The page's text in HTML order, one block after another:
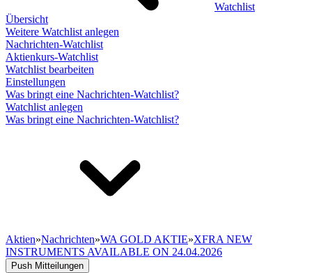
Watchlist
Übersicht
Weitere Watchlist anlegen
Nachrichten-Watchlist
Aktienkurs-Watchlist
Watchlist bearbeiten
Einstellungen
Was bringt eine Nachrichten-Watchlist?
Watchlist anlegen
Was bringt eine Nachrichten-Watchlist?
Aktien»Nachrichten»WA GOLD AKTIE»XFRA NEW
INSTRUMENTS AVAILABLE ON 24.04.2026
Push Mitteilungen